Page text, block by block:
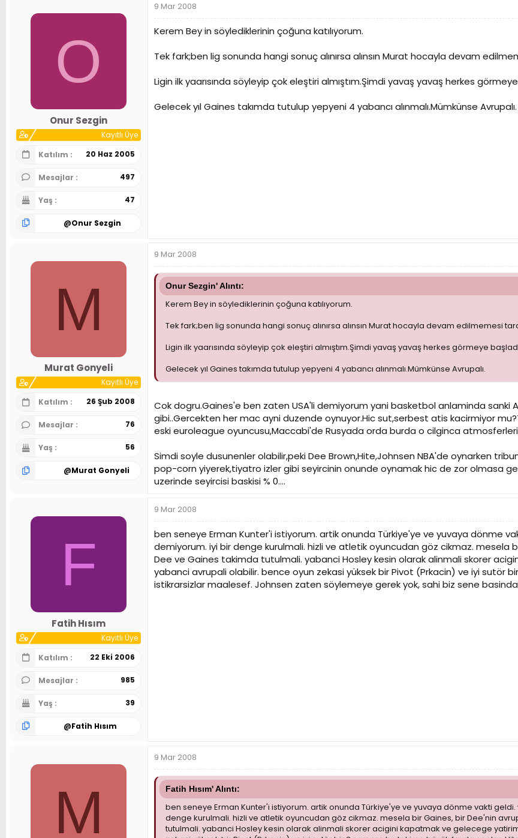
O
Onur Sezgin
Kayıtlı Üye
Katılım
20 Haz 2005
Mesajlar 497
Yaş 47
@Onur Sezgin
9 Mar 2008
Kerem Bey in söylediklerinin çoğuna katılıyorum.
Tek fark;ben lig sonunda hangi sonuç alınırsa alınsın Murat hocayla devam
Ligin ilk yaarısında söyleyip çok eleştiri almıştım.Şimdi yavaş yavaş herkes
Gelecek yıl Gaines takımda tutulup yepyeni 4 yabancı alınmalı.Mümkünse Avrupalı.
M
Murat Gonyeli
Kayıtlı Üye
Katılım
26 Şub 2008
Mesajlar 76
Yaş 56
@Murat Gonyeli
9 Mar 2008
Onur Sezgin' Alıntı:
Kerem Bey in söylediklerinin çoğuna katılıyorum.
Tek fark;ben lig sonunda hangi sonuç alınırsa alınsın Murat hocayla devam edilmemesi
Ligin ilk yaarısında söyleyip çok eleştiri almıştım.Şimdi yavaş yavaş herkes görmeye
Gelecek yıl Gaines takımda tutulup yepyeni 4 yabancı alınmalı.Mümkünse Avrupalı.
Cok dogru.Gaines'e ben zaten USA'li demiyorum yani basketbol anlaminda sanki
gibi..Gercekten her mac ayni duzende oynuyor.Hic sut,serbest atis kacirmiyor
eski euroleague oyuncusu,Maccabi'de Rusyada orda burda o cilginca
Simdi soyle dusunenler olabilir,peki Dee Brown,Hite,Johnsen NBA'de oynarken
pop-corn yiyerek,tiyatro izler gibi seyircinin onunde oynamak hic de zor olmasa
uzerinde seyircisi baskisi % 0....
F
Fatih Hısım
Kayıtlı Üye
Katılım
22 Eki 2006
Mesajlar 985
Yaş 39
@Fatih Hısım
9 Mar 2008
ben seneye Erman Kunter'i istiyorum. artik onunda Türkiye'ye ve yuvaya dönme
demiyorum. iyi bir denge kurulmali. hizli ve atletik oyuncudan göz cikmaz. mesela
Dee ve Gaines takimda tutulmali. yabanci Hosley kesin olarak alinmali skorer
yabanci avrupali olabilir. bence oyun zekasi yüksek bir Pivot (Prkacin) ve iyi sutör
istikrarsizlar maalesef. Johnsen zaten söylemeye gerek yok, sahi biz sene
M
9 Mar 2008
Fatih Hısım' Alıntı:
ben seneye Erman Kunter'i istiyorum. artik onunda Türkiye'ye ve yuvaya dönme vakti
denge kurulmali. hizli ve atletik oyuncudan göz cikmaz. mesela bir Gaines, bir Dee'nin
tutulmali. yabanci Hosley kesin olarak alinmali skorer acigini kapatmak ve gelecege